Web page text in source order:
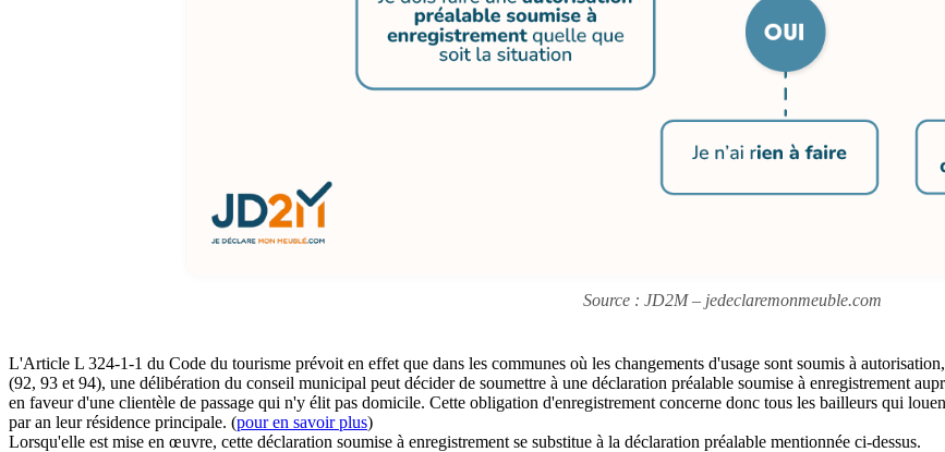
Source : JD2M – jedeclaremonmeuble.com
L'Article L 324-1-1 du Code du tourisme prévoit en effet que dans les communes où les changements d'usage sont soumis à
(92, 93 et 94), une délibération du conseil municipal peut décider de soumettre à une déclaration préalable soumise à enregistrement
en faveur d'une clientèle de passage qui n'y élit pas domicile. Cette obligation d'enregistrement concerne donc tous les bailleurs qui
par an leur résidence principale. (pour en savoir plus)
Lorsqu'elle est mise en œuvre, cette déclaration soumise à enregistrement se substitue à la déclaration préalable mentionnée ci-dessus.